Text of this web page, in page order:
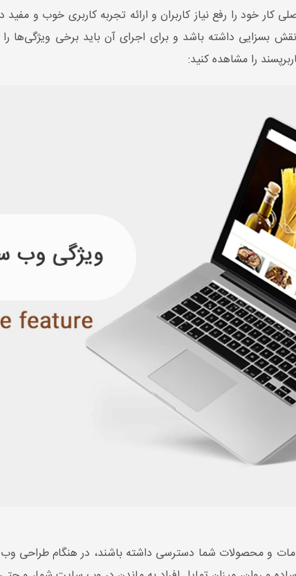
خود را رفع نیاز کاربران و ارائه تجربه کاربری خوب و مفید
بسزایی داشته باشد و برای اجرای آن باید برخی ویژگی‌ها
را مشاهده کنید:
خدمات و محصولات شما دسترسی داشته باشند، در هنگام